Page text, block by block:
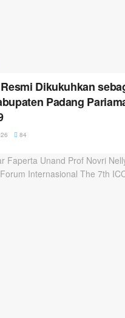
Dikukuhkan
Padang
84